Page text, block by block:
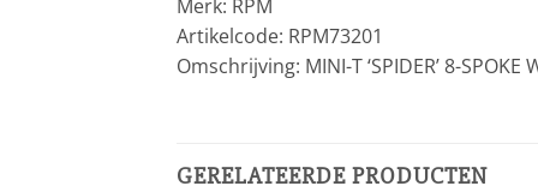
Merk: RPM
Artikelcode: RPM73201
Omschrijving: MINI-T ‘SPIDER’ 8-SPOKE
GERELATEERDE PRODUCTEN